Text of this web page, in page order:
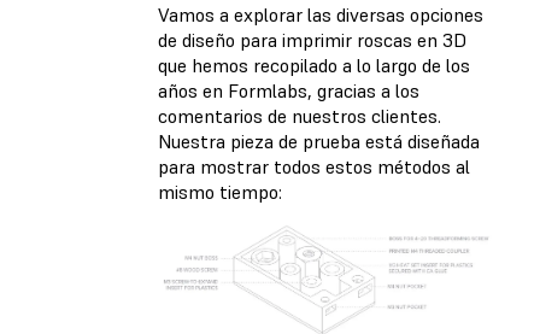
Vamos a explorar las diversas opciones
de diseño para imprimir roscas en 3D
que hemos recopilado a lo largo de los
años en Formlabs, gracias a los
comentarios de nuestros clientes.
Nuestra pieza de prueba está diseñada
para mostrar todos estos métodos al
mismo tiempo: